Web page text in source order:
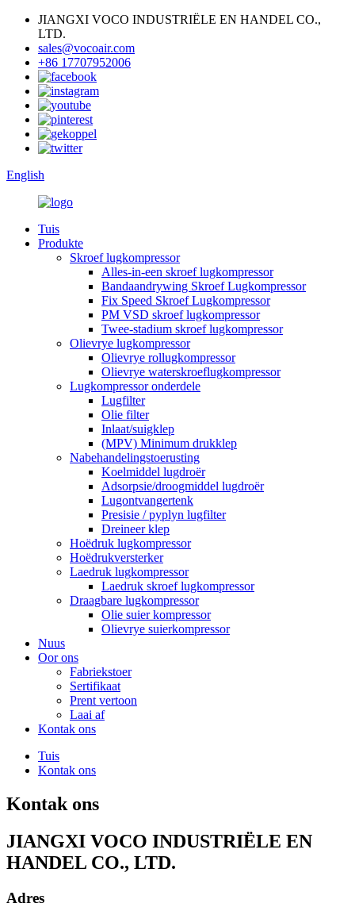
JIANGXI VOCO INDUSTRIËLE EN HANDEL CO.,
LTD.
sales@vocoair.com
+86 17707952006
English
Tuis
Produkte
Skroef lugkompressor
Alles-in-een skroef lugkompressor
Bandaandrywing Skroef Lugkompressor
Fix Speed ​​Skroef Lugkompressor
PM VSD skroef lugkompressor
Twee-stadium skroef lugkompressor
Olievrye lugkompressor
Olievrye rollugkompressor
Olievrye waterskroeflugkompressor
Lugkompressor onderdele
Lugfilter
Olie filter
Inlaat/suigklep
(MPV) Minimum drukklep
Nabehandelingstoerusting
Koelmiddel lugdroër
Adsorpsie/droogmiddel lugdroër
Lugontvangertenk
Presisie / pyplyn lugfilter
Dreineer klep
Hoëdruk lugkompressor
Hoëdrukversterker
Laedruk lugkompressor
Laedruk skroef lugkompressor
Draagbare lugkompressor
Olie suier kompressor
Olievrye suierkompressor
Nuus
Oor ons
Fabriekstoer
Sertifikaat
Prent vertoon
Laai af
Kontak ons
Tuis
Kontak ons
Kontak ons
JIANGXI VOCO INDUSTRIËLE EN
HANDEL CO., LTD.
Adres